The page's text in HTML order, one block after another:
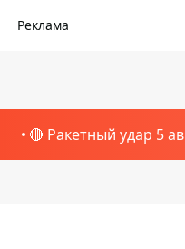
Реклама
🔴 Ракетный удар 5